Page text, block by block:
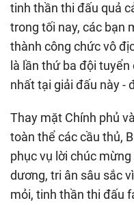
tinh thần thi đấu quả
trong tối nay, các bạn
thành công chức vô
là lần thứ ba đội
nhất tại giải đấu này -
Thay mặt Chính phủ
toàn thể các cầu thủ,
phục vụ lời chúc
dương, tri ân sâu sắc
mỏi, tinh thần thi đấu